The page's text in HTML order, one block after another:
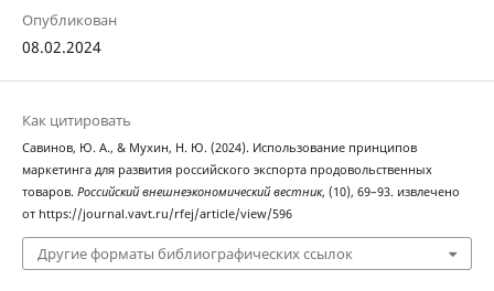
Опубликован
08.02.2024
Как цитировать
Савинов, Ю. А., & Мухин, Н. Ю. (2024). Использование принципов
маркетинга для развития российского экспорта продовольственных
товаров. Российский внешнеэкономический вестник, (10), 69–93. извлечено
от https://journal.vavt.ru/rfej/article/view/596
Другие форматы библиографических ссылок